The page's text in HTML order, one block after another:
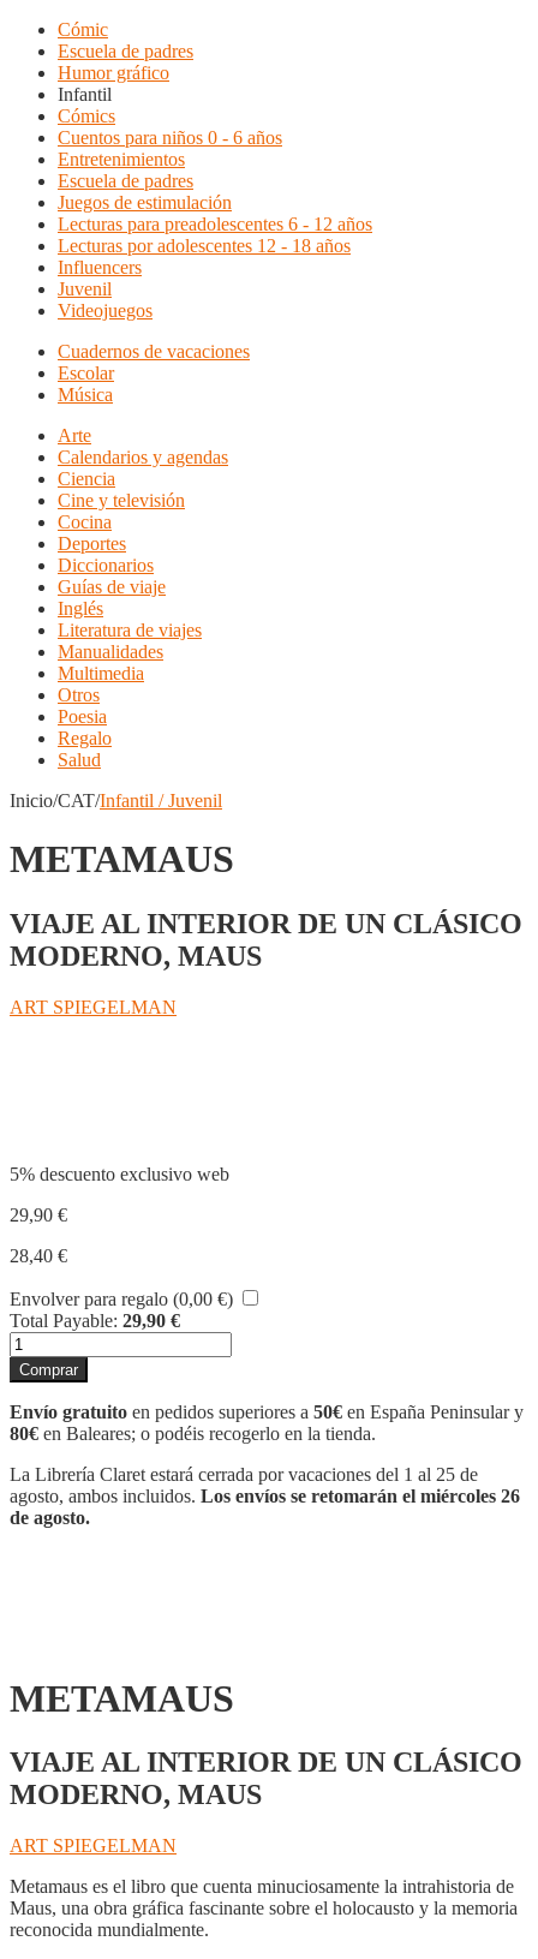
Cómic
Escuela de padres
Humor gráfico
Infantil
Cómics
Cuentos para niños 0 - 6 años
Entretenimientos
Escuela de padres
Juegos de estimulación
Lecturas para preadolescentes 6 - 12 años
Lecturas por adolescentes 12 - 18 años
Influencers
Juvenil
Videojuegos
Cuadernos de vacaciones
Escolar
Música
Arte
Calendarios y agendas
Ciencia
Cine y televisión
Cocina
Deportes
Diccionarios
Guías de viaje
Inglés
Literatura de viajes
Manualidades
Multimedia
Otros
Poesia
Regalo
Salud
Inicio/CAT/Infantil / Juvenil
METAMAUS
VIAJE AL INTERIOR DE UN CLÁSICO
MODERNO, MAUS
ART SPIEGELMAN
5% descuento exclusivo web
29,90 €
28,40 €
Envolver para regalo (0,00 €)
Total Payable: 29,90 €
METAMAUS
cantidad
Comprar
Envío gratuito en pedidos superiores a 50€ en España Peninsular y
80€ en Baleares; o podéis recogerlo en la tienda.
La Librería Claret estará cerrada por vacaciones del 1 al 25 de
agosto, ambos incluidos. Los envíos se retomarán el miércoles 26
de agosto.
METAMAUS
VIAJE AL INTERIOR DE UN CLÁSICO
MODERNO, MAUS
ART SPIEGELMAN
Metamaus es el libro que cuenta minuciosamente la intrahistoria de
Maus, una obra gráfica fascinante sobre el holocausto y la memoria
reconocida mundialmente.